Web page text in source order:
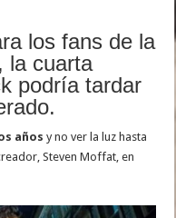
los fans de la
la cuarta
podría tardar
años y no ver la luz hasta
Steven Moffat, en